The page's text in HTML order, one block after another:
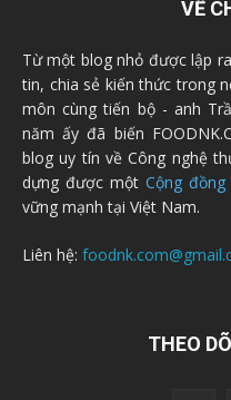
VỀ
Từ một blog nhỏ được lập
tin, chia sẻ kiến thức trong
môn cùng tiến bộ - anh
năm ấy đã biến
blog uy tín về Công nghệ
dựng được một Cộng
vững mạnh tại Việt Nam.
Liên hệ:
THEO